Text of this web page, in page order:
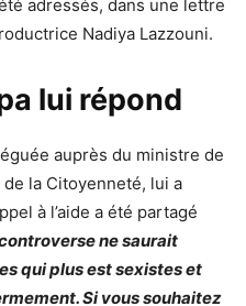
adressés, dans une lettre
Nadiya Lazzouni.
lui répond
auprès du ministre de
la Citoyenneté, lui a
à l’aide a été partagé
ne saurait
qui plus est sexistes et
Si vous souhaitez